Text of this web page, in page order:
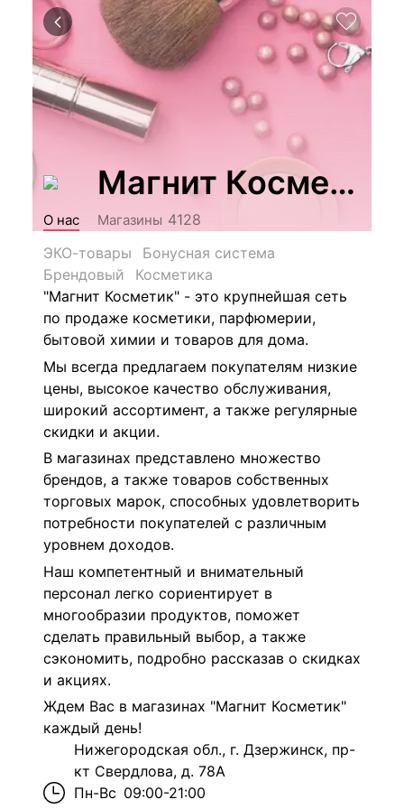
Магнит Косметик
О нас Магазины 4128
ЭКО-товары
Бонусная система
Брендовый
Косметика
"Магнит Косметик" - это крупнейшая сеть
по продаже косметики, парфюмерии,
бытовой химии и товаров для дома.
Мы всегда предлагаем покупателям низкие
цены, высокое качество обслуживания,
широкий ассортимент, а также регулярные
скидки и акции.
В магазинах представлено множество
брендов, а также товаров собственных
торговых марок, способных удовлетворить
потребности покупателей с различным
уровнем доходов.
Наш компетентный и внимательный
персонал легко сориентирует в
многообразии продуктов, поможет
сделать правильный выбор, а также
сэкономить, подробно рассказав о скидках
и акциях.
Ждем Вас в магазинах "Магнит Косметик"
каждый день!
Нижегородская обл., г. Дзержинск, пр-
кт Свердлова, д. 78А
Пн-Вс 09:00-21:00